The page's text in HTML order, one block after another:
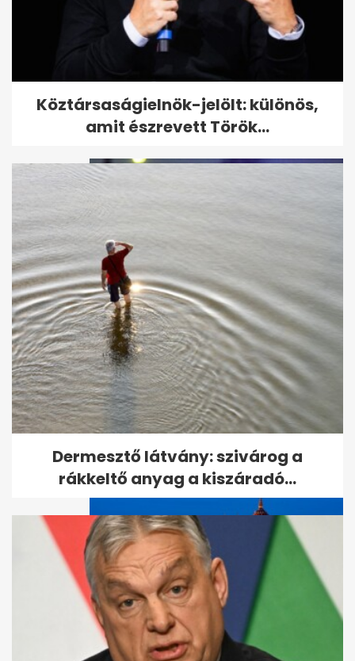
Robbanás után hatalmas tűz a
Soroksári úton
Megölték az amerikai nőt, aki
eltűnt a bulinegyedben
Köztársaságielnök-jelölt: különös,
amit észrevett Török...
Dermesztő látvány: szivárog a
rákkeltő anyag a kiszáradó...